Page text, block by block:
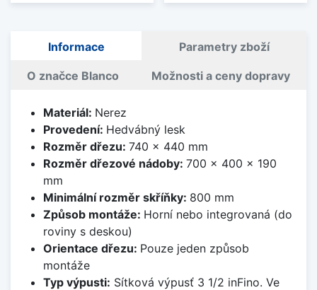
Informace Parametry zboží
O značce Blanco Možnosti a ceny dopravy
Materiál: Nerez
Provedení: Hedvábný lesk
Rozměr dřezu: 740 x 440 mm
Rozměr dřezové nádoby: 700 x 400 x 190
mm
Minimální rozměr skříňky: 800 mm
Způsob montáže: Horní nebo integrovaná (do
roviny s deskou)
Orientace dřezu: Pouze jeden způsob
montáže
Typ výpusti: Sítková výpusť 3 1/2 inFino. Ve